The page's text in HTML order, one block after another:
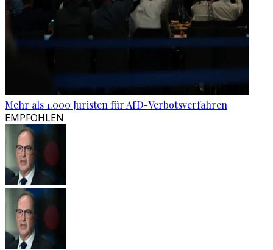
Mehr als 1.000 Juristen für AfD-Verbotsverfahren
EMPFOHLEN